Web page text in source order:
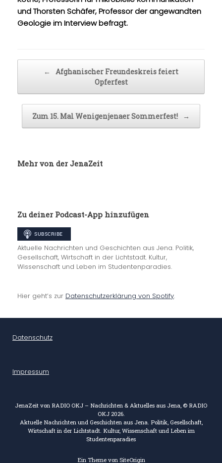
und Thorsten Schäfer, Professor der angewandten
Geologie im Interview befragt.
←
Afghanischer Freundeskreis feiert
Opferfest
Zum 15. Mal Wenigenjenaer Sommerfest! →
Mehr von der JenaZeit
Zu deiner Podcast-App hinzufügen
Aktuelle Nachrichten und Geschichten aus Jena. Politik,
Gesellschaft, Wirtschaft in der Lichtstadt. Kultur,
Wissenschaft und Leben im Studentenparadies.
Hier geht’s zur Datenschutzerklärung von Spotify.
Datenschutz
Impressum
JenaZeit von RADIO OKJ – Nachrichten & Aktuelles aus Jena, © RADIO
OKJ 2026.
Aktuelle Nachrichten und Geschichten aus Jena. Politik, Gesellschaft,
Wirtschaft in der Lichtstadt. Kultur, Wissenschaft und Leben im
Studentenparadies
Ein Theme von SiteOrigin